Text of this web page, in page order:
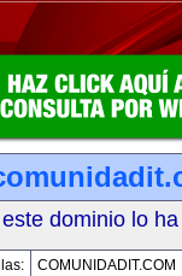
dominio lo
COMUNIDADIT.COM